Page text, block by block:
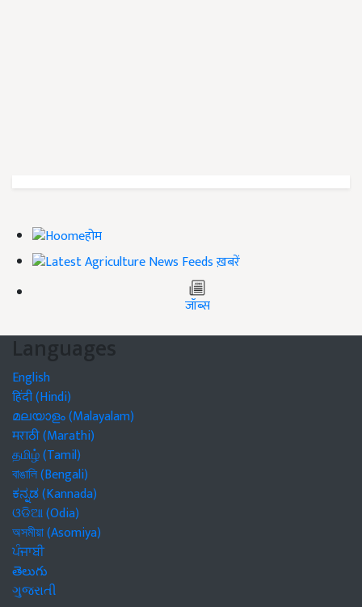
होम
ख़बरें
जॉब्स
Languages
English
हिंदी (Hindi)
മലയാളം (Malayalam)
मराठी (Marathi)
தமிழ் (Tamil)
বাঙালি (Bengali)
ಕನ್ನಡ (Kannada)
ଓଡିଆ (Odia)
অসমীয়া (Asomiya)
ਪੰਜਾਬੀ
తెలుగు
ગુજરાતી